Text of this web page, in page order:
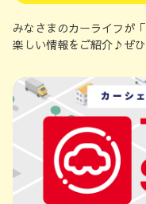
みなさまのカーライフが
楽しい情報をご紹介♪ぜ